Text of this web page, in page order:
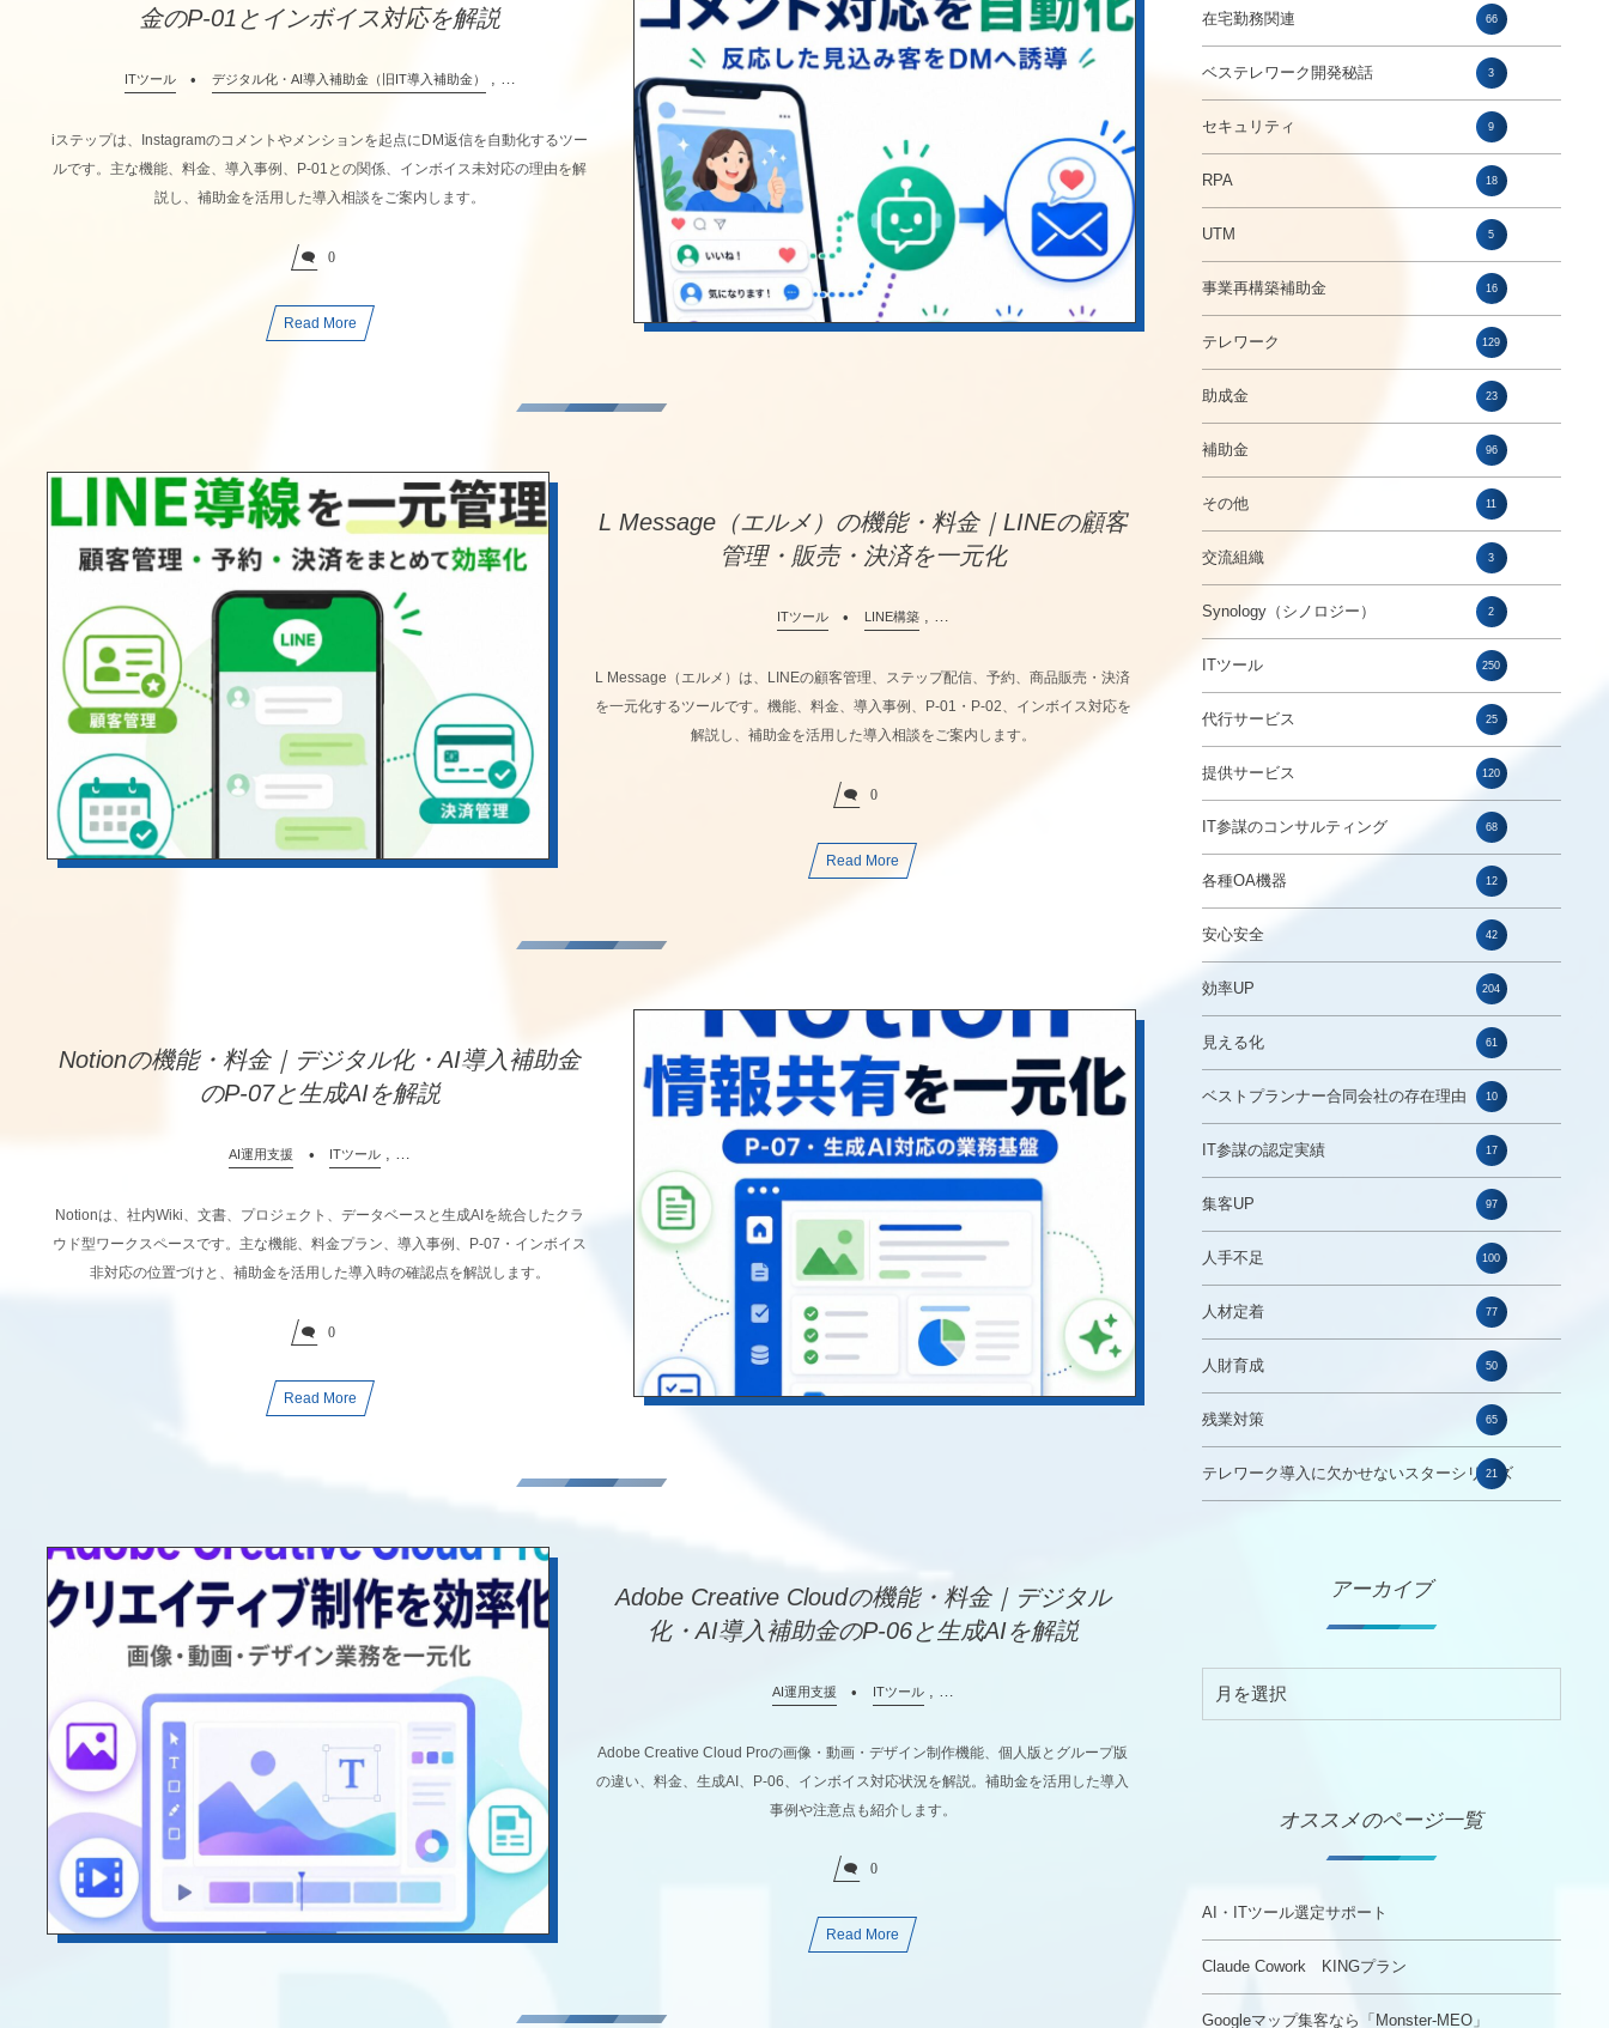
金のP-01とインボイス対応を解説
ITツール デジタル化・AI導入補助金（旧IT導入補助金） , …
iステップは、Instagramのコメントやメンションを起点にDM返信を自動化するツー
ルです。主な機能、料金、導入事例、P-01との関係、インボイス未対応の理由を解
説し、補助金を活用した導入相談をご案内します。
0
Read More
L Message（エルメ）の機能・料金｜LINEの顧客
管理・販売・決済を一元化
ITツール LINE構築, …
L Message（エルメ）は、LINEの顧客管理、ステップ配信、予約、商品販売・決済
を一元化するツールです。機能、料金、導入事例、P-01・P-02、インボイス対応を
解説し、補助金を活用した導入相談をご案内します。
0
Read More
Notionの機能・料金｜デジタル化・AI導入補助金
のP-07と生成AIを解説
AI運用支援 ITツール
Notionは、社内Wiki、文書、プロジェクト、データベースと生成AIを統合したクラ
ウド型ワークスペースです。主な機能、料金プラン、導入事例、P-07・インボイス
非対応の位置づけと、補助金を活用した導入時の確認点を解説します。
0
Read More
Adobe Creative Cloudの機能・料金｜デジタル
化・AI導入補助金のP-06と生成AIを解説
AI運用支援 ITツール, …
Adobe Creative Cloud Proの画像・動画・デザイン制作機能、個人版とグループ版
の違い、料金、生成AI、P-06、インボイス対応状況を解説。補助金を活用した導入
事例や注意点も紹介します。
0
Read More
在宅勤務関連 66
ベステレワーク開発秘話 3
セキュリティ 9
RPA 18
UTM 5
事業再構築補助金 16
テレワーク 129
助成金 23
補助金 96
その他 11
交流組織 3
Synology（シノロジー） 2
ITツール 250
代行サービス 25
提供サービス 120
IT参謀のコンサルティング 68
各種OA機器 12
安心安全 42
効率UP 204
見える化 61
ベストプランナー合同会社の存在理由 10
IT参謀の認定実績 17
集客UP 97
人手不足 100
人材定着 77
人財育成 50
残業対策 65
テレワーク導入に欠かせないスターシリーズ
21
アーカイブ
オススメのページ一覧
AI・ITツール選定サポート
Claude Cowork KINGプラン
Googleマップ集客なら「Monster-MEO」